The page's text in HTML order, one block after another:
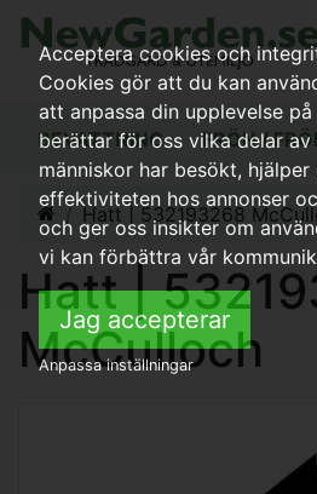
BEVATTNING FRÖN /
Hatt | 532193268
Hatt |
McCulloch
Acceptera cookies och
Cookies gör att du kan
att anpassa din upplevelse
berättar för oss vilka delar
människor har besökt,
effektiviteten hos annonser
och ger oss insikter om
vi kan förbättra vår
Jag accepterar
Anpassa inställningar